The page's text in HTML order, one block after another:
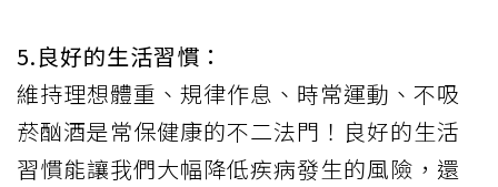
5.良好的生活習慣：
維持理想體重、規律作息、時常運動、不吸
菸酗酒是常保健康的不二法門！良好的生活
習慣能讓我們大幅降低疾病發生的風險，還